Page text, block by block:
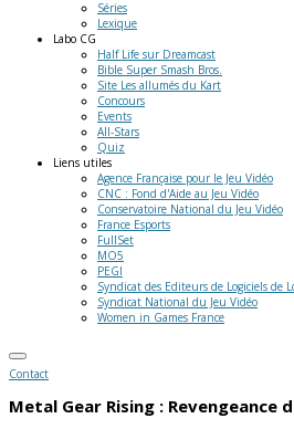
Séries
Lexique
Labo CG
Half Life sur Dreamcast
Bible Super Smash Bros.
Site Les allumés du Kart
Concours
Events
All-Stars
Quiz
Liens utiles
Agence Française pour le Jeu Vidéo
CNC : Fond d'Aide au Jeu Vidéo
Conservatoire National du Jeu Vidéo
France Esports
FullSet
MO5
PEGI
Syndicat des Editeurs de Logiciels de
Syndicat National du Jeu Vidéo
Women in Games France
Contact
Metal Gear Rising : Revengeance